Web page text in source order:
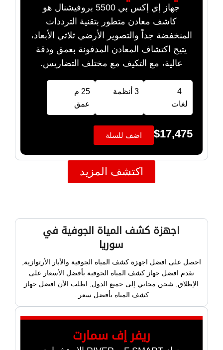
جهاز إي إكس بي 5500 بروفيشنال هو
كاشف معادن متطور بتقنية الترددات
المنخفضة جداً والتصوير الأرضي ثلاثي الأبعاد،
يتيح اكتشاف المعادن المدفونة بعمق ودقة
عالية، مع التكيف مع مختلف التضاريس.
4
لغات
3 أنظمة
25 م
عمق
$17,475 اضف للسلة
اكتشف المزيد
اجهزة كشف المياة الجوفية في
سوريا
احصل على افضل اجهزة كشف المياه الجوفية والأبار الأرتوازية,
نقدم افضل جهاز كشف المياه الجوفية بأفضل الأسعار على
الإطلاق, شحن مجاني إلى جميع الدول, اطلب الأن افضل جهاز
كشف المياه بأفضل سعر .
ريفر إف سمارت